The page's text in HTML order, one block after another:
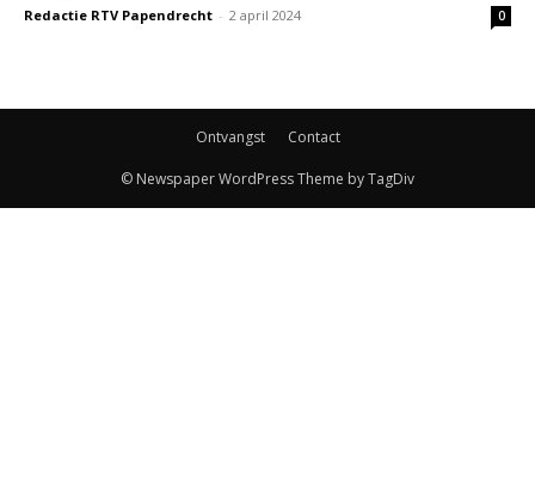
Redactie RTV Papendrecht - 2 april 2024 0
Ontvangst Contact
© Newspaper WordPress Theme by TagDiv